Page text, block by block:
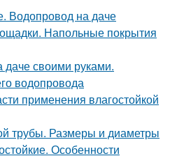
Водопровод на даче
Напольные покрытия
своими руками.
водопровода
применения влагостойкой
трубы. Размеры и диаметры
Особенности